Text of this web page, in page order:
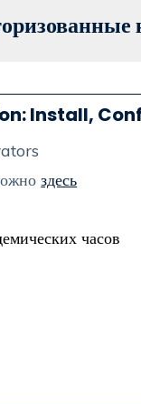
Install,
здесь
часов